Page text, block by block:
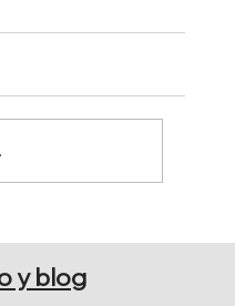
2026
y blog